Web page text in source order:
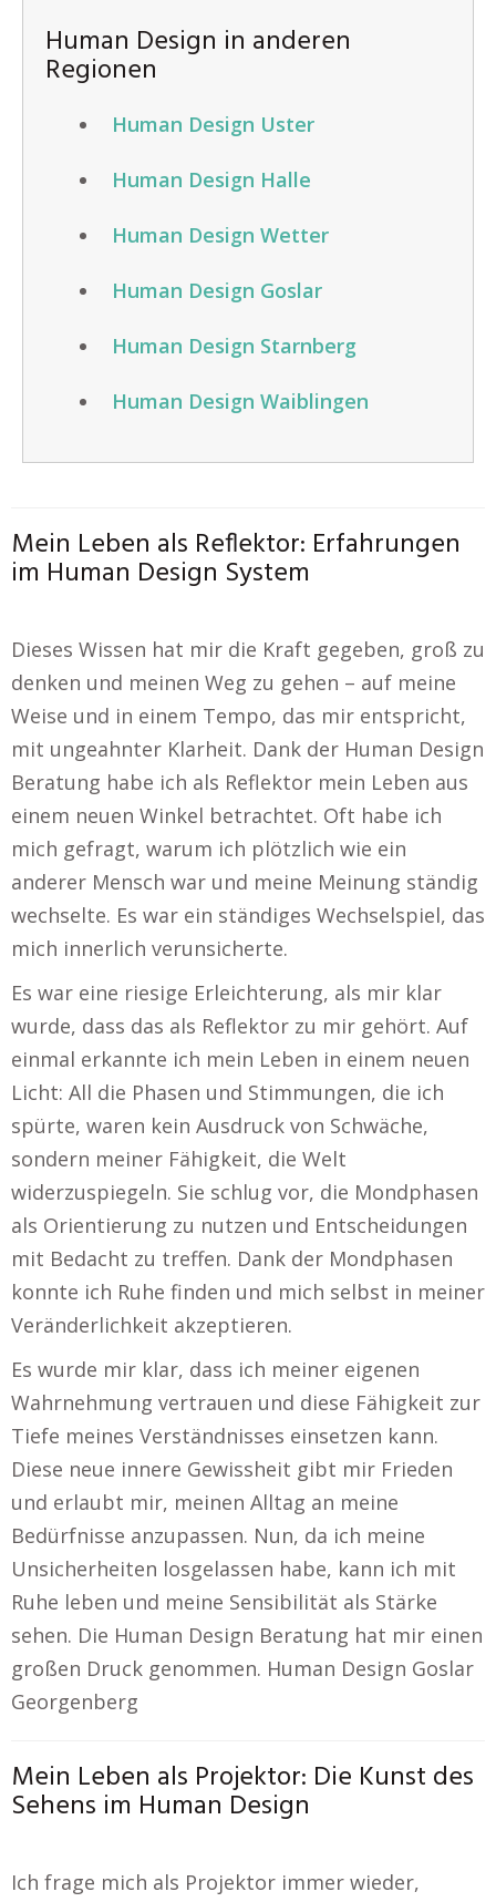
Human Design in anderen
Regionen
Human Design Uster
Human Design Halle
Human Design Wetter
Human Design Goslar
Human Design Starnberg
Human Design Waiblingen
Mein Leben als Reflektor: Erfahrungen
im Human Design System
Dieses Wissen hat mir die Kraft gegeben, groß zu
denken und meinen Weg zu gehen – auf meine
Weise und in einem Tempo, das mir entspricht,
mit ungeahnter Klarheit. Dank der Human Design
Beratung habe ich als Reflektor mein Leben aus
einem neuen Winkel betrachtet. Oft habe ich
mich gefragt, warum ich plötzlich wie ein
anderer Mensch war und meine Meinung ständig
wechselte. Es war ein ständiges Wechselspiel, das
mich innerlich verunsicherte.
Es war eine riesige Erleichterung, als mir klar
wurde, dass das als Reflektor zu mir gehört. Auf
einmal erkannte ich mein Leben in einem neuen
Licht: All die Phasen und Stimmungen, die ich
spürte, waren kein Ausdruck von Schwäche,
sondern meiner Fähigkeit, die Welt
widerzuspiegeln. Sie schlug vor, die Mondphasen
als Orientierung zu nutzen und Entscheidungen
mit Bedacht zu treffen. Dank der Mondphasen
konnte ich Ruhe finden und mich selbst in meiner
Veränderlichkeit akzeptieren.
Es wurde mir klar, dass ich meiner eigenen
Wahrnehmung vertrauen und diese Fähigkeit zur
Tiefe meines Verständnisses einsetzen kann.
Diese neue innere Gewissheit gibt mir Frieden
und erlaubt mir, meinen Alltag an meine
Bedürfnisse anzupassen. Nun, da ich meine
Unsicherheiten losgelassen habe, kann ich mit
Ruhe leben und meine Sensibilität als Stärke
sehen. Die Human Design Beratung hat mir einen
großen Druck genommen. Human Design Goslar
Georgenberg
Mein Leben als Projektor: Die Kunst des
Sehens im Human Design
Ich frage mich als Projektor immer wieder,